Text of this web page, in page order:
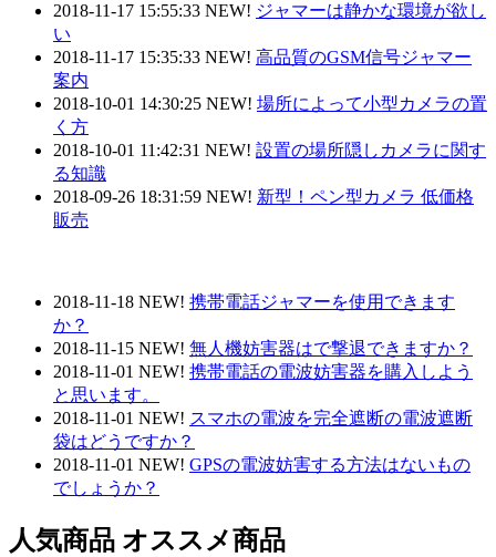
2018-11-17 15:55:33 NEW! ジャマーは静かな環境が欲し
い
2018-11-17 15:35:33 NEW! 高品質のGSM信号ジャマー
案内
2018-10-01 14:30:25 NEW! 場所によって小型カメラの置
く方
2018-10-01 11:42:31 NEW! 設置の場所隠しカメラに関す
る知識
2018-09-26 18:31:59 NEW! 新型！ペン型カメラ 低価格
販売
2018-11-18 NEW! 携帯電話ジャマーを使用できます
か？
2018-11-15 NEW! 無人機妨害器はで撃退できますか？
2018-11-01 NEW! 携帯電話の電波妨害器を購入しよう
と思います。
2018-11-01 NEW! スマホの電波を完全遮断の電波遮断
袋はどうですか？
2018-11-01 NEW! GPSの電波妨害する方法はないもの
でしょうか？
人気商品 オススメ商品